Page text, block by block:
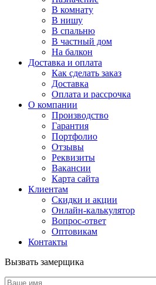
В комнату
В нишу
В спальню
В частный дом
На балкон
Доставка и оплата
Как сделать заказ
Доставка
Оплата и рассрочка
О компании
Производство
Гарантия
Портфолио
Отзывы
Реквизиты
Вакансии
Карта сайта
Клиентам
Скидки и акции
Онлайн-калькулятор
Вопрос-ответ
Оптовикам
Контакты
Вызвать замерщика